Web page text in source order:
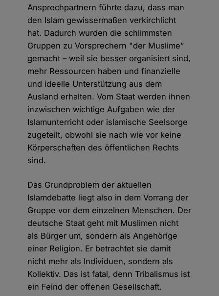
Ansprechpartnern führte dazu, dass man
den Islam gewissermaßen verkirchlicht
hat. Dadurch wurden die schlimmsten
Gruppen zu Vorsprechern "der Muslime”
gemacht – weil sie besser organisiert sind,
mehr Ressourcen haben und finanzielle
und ideelle Unterstützung aus dem
Ausland erhalten. Vom Staat werden ihnen
inzwischen wichtige Aufgaben wie der
Islamunterricht oder islamische Seelsorge
zugeteilt, obwohl sie nach wie vor keine
Körperschaften des öffentlichen Rechts
sind.
Das Grundproblem der aktuellen
Islamdebatte liegt also in dem Vorrang der
Gruppe vor dem einzelnen Menschen. Der
deutsche Staat geht mit Muslimen nicht
als Bürger um, sondern als Angehörige
einer Religion. Er betrachtet sie damit
nicht mehr als Individuen, sondern als
Kollektiv. Das ist fatal, denn Tribalismus ist
ein Feind der offenen Gesellschaft.